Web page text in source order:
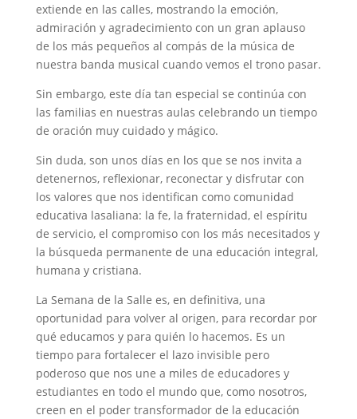
extiende en las calles, mostrando la emoción,
admiración y agradecimiento con un gran aplauso
de los más pequeños al compás de la música de
nuestra banda musical cuando vemos el trono pasar.
Sin embargo, este día tan especial se continúa con
las familias en nuestras aulas celebrando un tiempo
de oración muy cuidado y mágico.
Sin duda, son unos días en los que se nos invita a
detenernos, reflexionar, reconectar y disfrutar con
los valores que nos identifican como comunidad
educativa lasaliana: la fe, la fraternidad, el espíritu
de servicio, el compromiso con los más necesitados y
la búsqueda permanente de una educación integral,
humana y cristiana.
La Semana de la Salle es, en definitiva, una
oportunidad para volver al origen, para recordar por
qué educamos y para quién lo hacemos. Es un
tiempo para fortalecer el lazo invisible pero
poderoso que nos une a miles de educadores y
estudiantes en todo el mundo que, como nosotros,
creen en el poder transformador de la educación